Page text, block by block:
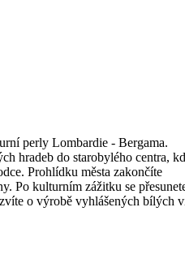
perly Lombardie - Bergama.
hradeb do starobylého centra,
Prohlídku města zakončíte
Po kulturním zážitku se
o výrobě vyhlášených bílých